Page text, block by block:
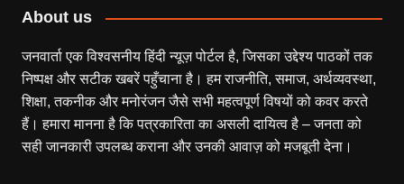
About us
जनवार्ता एक विश्वसनीय हिंदी न्यूज़ पोर्टल है, जिसका उद्देश्य पाठकों तक
निष्पक्ष और सटीक खबरें पहुँचाना है। हम राजनीति, समाज, अर्थव्यवस्था,
शिक्षा, तकनीक और मनोरंजन जैसे सभी महत्वपूर्ण विषयों को कवर करते
हैं। हमारा मानना है कि पत्रकारिता का असली दायित्व है – जनता को
सही जानकारी उपलब्ध कराना और उनकी आवाज़ को मजबूती देना।